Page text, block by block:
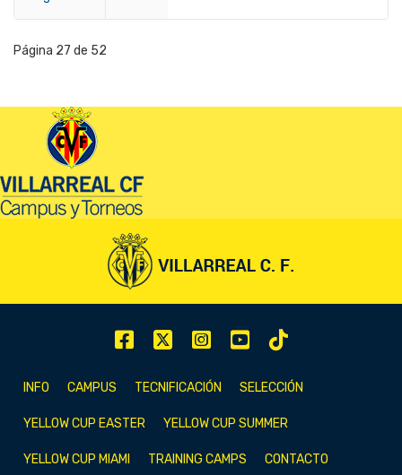
Página 27 de 52
INFO CAMPUS TECNIFICACIÓN SELECCIÓN
YELLOW CUP EASTER YELLOW CUP SUMMER
YELLOW CUP MIAMI TRAINING CAMPS CONTACTO